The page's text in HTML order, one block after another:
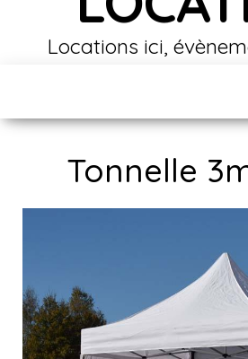
Locations ici,
Tonnelle